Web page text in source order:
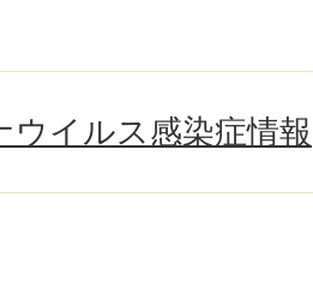
ウイルス感染症情報